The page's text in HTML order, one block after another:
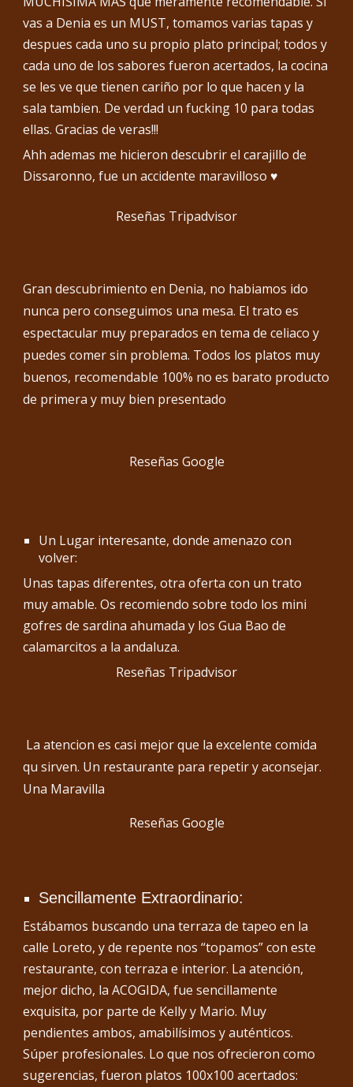
vas a Denia es un MUST, tomamos varias tapas y
despues cada uno su propio plato principal; todos y
cada uno de los sabores fueron acertados, la cocina
se les ve que tienen cariño por lo que hacen y la
sala tambien. De verdad un fucking 10 para todas
ellas. Gracias de veras!!!
Ahh ademas me hicieron descubrir el carajillo de
Dissaronno, fue un accidente maravilloso ♥️
Reseñas Tripadvisor
Gran descubrimiento en Denia, no habiamos ido
nunca pero conseguimos una mesa. El trato es
espectacular muy preparados en tema de celiaco y
puedes comer sin problema. Todos los platos muy
buenos, recomendable 100% no es barato producto
de primera y muy bien presentado
Reseñas Google
Un Lugar interesante, donde amenazo con
volver:
Unas tapas diferentes, otra oferta con un trato
muy amable. Os recomiendo sobre todo los mini
gofres de sardina ahumada y los Gua Bao de
calamarcitos a la andaluza.
Reseñas Tripadvisor
La atencion es casi mejor que la excelente comida
qu sirven. Un restaurante para repetir y aconsejar.
Una Maravilla
Reseñas Google
Sencillamente Extraordinario:
Estábamos buscando una terraza de tapeo en la
calle Loreto, y de repente nos “topamos” con este
restaurante, con terraza e interior. La atención,
mejor dicho, la ACOGIDA, fue sencillamente
exquisita, por parte de Kelly y Mario. Muy
pendientes ambos, amabilísimos y auténticos.
Súper profesionales. Lo que nos ofrecieron como
sugerencias, fueron platos 100x100 acertados: